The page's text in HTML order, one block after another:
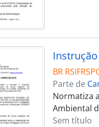
BR
Parte de
Normatiza
Ambiental
Sem título